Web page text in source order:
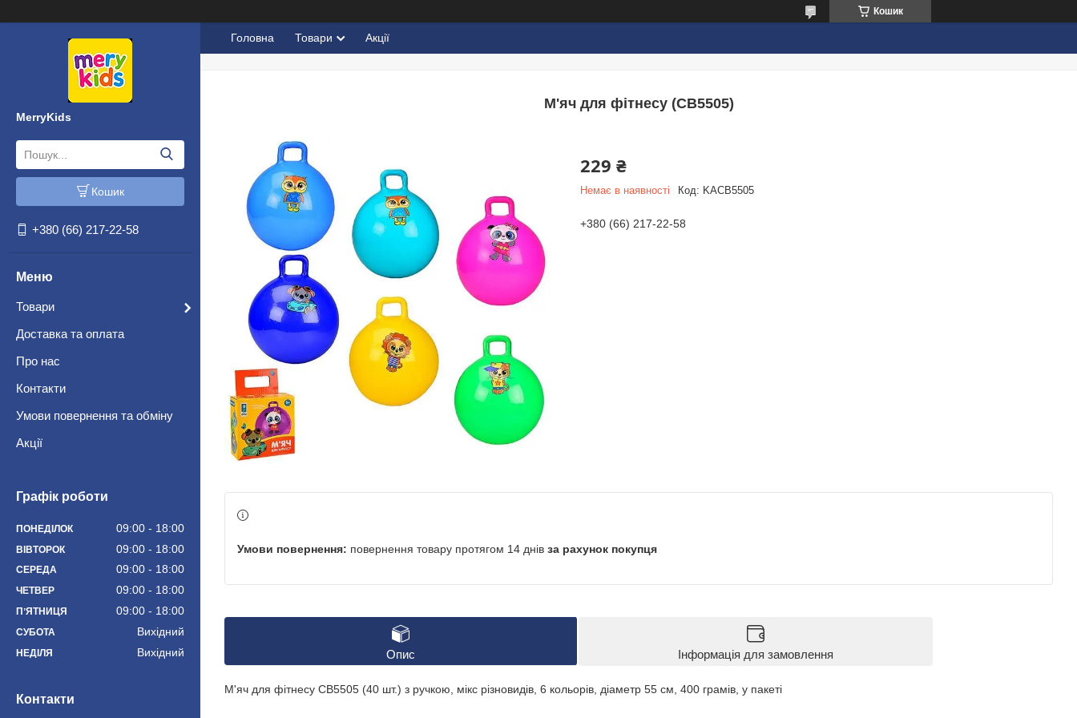
Кошик
MerryKids
Кошик
+380 (66) 217-22-58
Товари
Доставка та оплата
Про нас
Контакти
Умови повернення та обміну
Акції
Графік роботи
ПОНЕДІЛОК 09:00 18:00
ВІВТОРОК 09:00 18:00
СЕРЕДА 09:00 18:00
ЧЕТВЕР 09:00 18:00
ПʼЯТНИЦЯ 09:00 18:00
СУБОТА Вихідний
НЕДІЛЯ Вихідний
Контакти
Головна Товари Акції
М'яч для фітнесу (CB5505)
229 ₴
Немає в наявності Код: KACB5505
+380 (66) 217-22-58
повернення товару протягом 14 днів за рахунок покупця
Опис Інформація для замовлення
М'яч для фітнесу CB5505 (40 шт.) з ручкою, мікс різновидів, 6 кольорів, діаметр 55 см, 400 грамів, у пакеті